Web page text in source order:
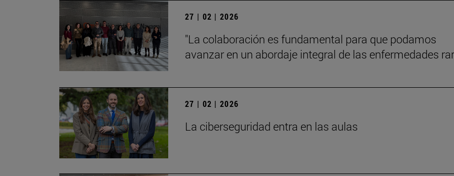
27 | 02 | 2026
"La colaboración es fundamental para que podamos
avanzar en un abordaje integral de las enfermedades
27 | 02 | 2026
La ciberseguridad entra en las aulas